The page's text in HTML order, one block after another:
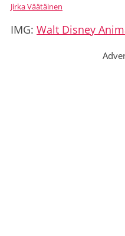
Jirka Väätäinen
IMG: Walt Disney